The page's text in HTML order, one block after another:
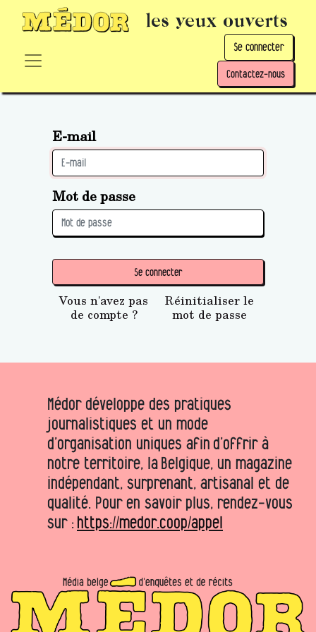
les yeux ouverts
Se connecter
Contactez-nous
E-mail
Mot de passe
Se connecter
Vous n'avez pas
de compte ?
Réinitialiser le
mot de passe
Médor développe des pratiques
journalistiques et un mode
d’organisation uniques afin d’offrir à
notre territoire, la Belgique, un magazine
indépendant, surprenant, artisanal et de
qualité. Pour en savoir plus, rendez-vous
sur : https://medor.coop/appel